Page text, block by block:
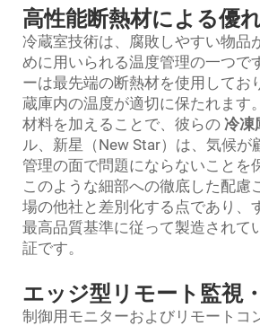
高性能断熱材による優
冷蔵室技術は、腐敗しやすい物品
めに用いられる温度管理の一つで
ーは最先端の断熱材を使用してお
蔵庫内の温度が適切に保たれます
材料を加えることで、彼らの 冷凍
ル、新星（New Star）は、気候が
管理の面で問題にならないことを
このような細部への徹底した配慮
場の他社と差別化する点であり、
最高品質基準に従って製造されて
証です。
エッジ型リモート監視
制御用モニターおよびリモートコ